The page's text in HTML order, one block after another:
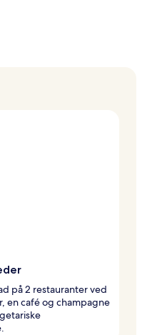
på 2 restauranter ved
en café og champagne